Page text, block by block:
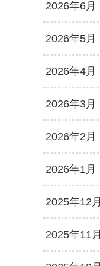
2026年6月
2026年5月
2026年4月
2026年3月
2026年2月
2026年1月
2025年12月
2025年11月